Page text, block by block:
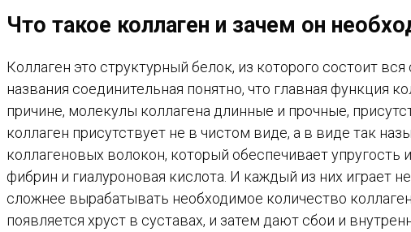
Что такое коллаген и зачем он
Коллаген это структурный белок, из которого состоит
названия соединительная понятно, что главная функция
причине, молекулы коллагена длинные и прочные,
коллаген присутствует не в чистом виде, а в виде так
коллагеновых волокон, который обеспечивает упругость
фибрин и гиалуроновая кислота. И каждый из них играет
сложнее вырабатывать необходимое количество
появляется хруст в суставах, и затем дают сбои и